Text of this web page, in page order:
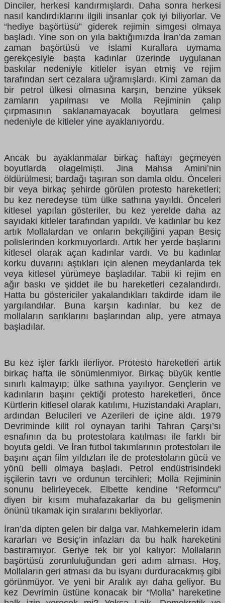
Dinciler, herkesi kandırmışlardı. Daha sonra herkesi
nasıl kandırdıklarını ilgili insanlar çok iyi biliyorlar. Ve
“hediye başörtüsü” giderek rejimin simgesi olmaya
başladı. Yine son on yıla baktığımızda İran’da zaman
zaman başörtüsü ve İslami Kurallara uymama
gerekçesiyle başta kadınlar üzerinde uygulanan
baskılar nedeniyle kitleler isyan etmiş ve rejim
tarafından sert cezalara uğramışlardı. Kimi zaman da
bir petrol ülkesi olmasına karşın, benzine yüksek
zamların yapılması ve Molla Rejiminin çalıp
çırpmasının saklanamayacak boyutlara gelmesi
nedeniyle de kitleler yine ayaklanıyordu.
Ancak bu ayaklanmalar birkaç haftayı geçmeyen
boyutlarda olagelmişti. Jina Mahsa Amini’nin
öldürülmesi; bardağı taşıran son damla oldu. Önceleri
bir veya birkaç şehirde görülen protesto hareketleri;
bu kez neredeyse tüm ülke sathına yayıldı. Önceleri
kitlesel yapılan gösteriler, bu kez yerelde daha az
sayıdaki kitleler tarafından yapıldı. Ve kadınlar bu kez
artık Mollalardan ve onların bekçiliğini yapan Besiç
polislerinden korkmuyorlardı. Artık her yerde başlarını
kitlesel olarak açan kadınlar vardı. Ve bu kadınlar
korku duvarını aştıkları için alenen meydanlarda tek
veya kitlesel yürümeye başladılar. Tabii ki rejim en
ağır baskı ve şiddet ile bu hareketleri cezalandırdı.
Hatta bu göstericiler yakalandıkları takdirde idam ile
yargılandılar. Buna karşın kadınlar, bu kez de
mollaların sarıklarını başlarından alıp, yere atmaya
başladılar.
Bu kez işler farklı ilerliyor. Protesto hareketleri artık
birkaç hafta ile sönümlenmiyor. Birkaç büyük kentle
sınırlı kalmayıp; ülke sathına yayılıyor. Gençlerin ve
kadınların başını çektiği protesto hareketleri, önce
Kürtlerin kitlesel olarak katılımı, Huzistandaki Arapları,
ardından Belucileri ve Azerileri de içine aldı. 1979
Devriminde kilit rol oynayan tarihi Tahran Çarşı’sı
esnafının da bu protestolara katılması ile farklı bir
boyuta geldi. Ve İran futbol takımlarının protestoları ile
başını açan film yıldızları ile de protestoların gücü ve
yönü belli olmaya başladı. Petrol endüstrisindeki
işçilerin tavrı ve ordunun tercihleri; Molla Rejiminin
sonunu belirleyecek. Elbette kendine “Reformcu”
diyen bir kısım muhafazakarlar da bu gelişmenin
önünü tıkamak için sıralarını bekliyorlar.
İran’da dipten gelen bir dalga var. Mahkemelerin idam
kararları ve Besiç’in infazları da bu halk hareketini
bastıramıyor. Geriye tek bir yol kalıyor: Mollaların
başörtüsü zorunluluğundan geri adım atması. Hoş,
Mollaların geri atması da bu isyanı durduracakmış gibi
görünmüyor. Ve yeni bir Aralık ayı daha geliyor. Bu
kez Devrimin üstüne konacak bir “Molla” hareketine